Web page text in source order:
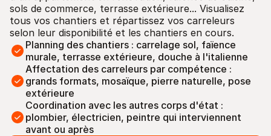
sols de commerce, terrasse extérieure... Visualisez
tous vos chantiers et répartissez vos carreleurs
selon leur disponibilité et les chantiers en cours.
Planning des chantiers : carrelage sol, faïence
murale, terrasse extérieure, douche à l'italienne
Affectation des carreleurs par compétence :
grands formats, mosaïque, pierre naturelle, pose
extérieure
Coordination avec les autres corps d'état :
plombier, électricien, peintre qui interviennent
avant ou après